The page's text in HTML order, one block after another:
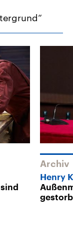
Archiv
Henry